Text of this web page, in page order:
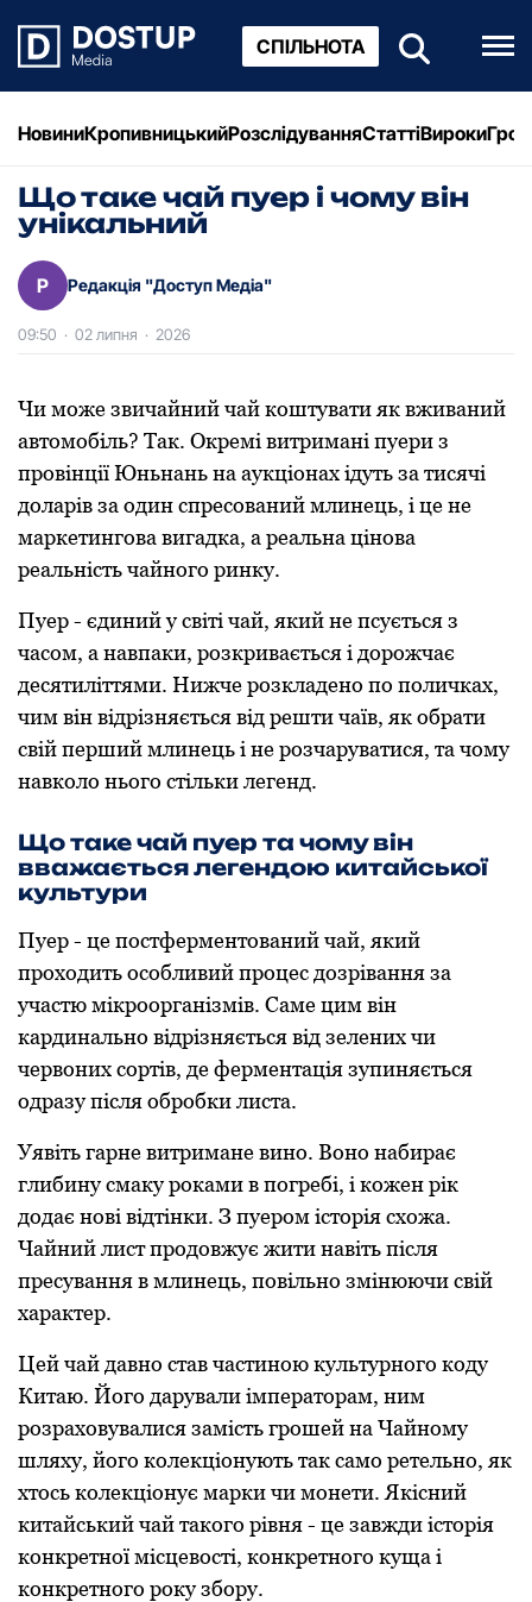
СПІЛЬНОТА
НовиниКропивницькийРозслідуванняСтаттіВироки
Що таке чай пуер і чому він
унікальний
Р Редакція "Доступ Медіа"
09:50 · 02 липня · 2026
Чи може звичайний чай коштувати як вживаний
автомобіль? Так. Окремі витримані пуери з
провінції Юньнань на аукціонах ідуть за тисячі
доларів за один спресований млинець, і це не
маркетингова вигадка, а реальна цінова
реальність чайного ринку.
Пуер - єдиний у світі чай, який не псується з
часом, а навпаки, розкривається і дорожчає
десятиліттями. Нижче розкладено по поличках,
чим він відрізняється від решти чаїв, як обрати
свій перший млинець і не розчаруватися, та чому
навколо нього стільки легенд.
Що таке чай пуер та чому він
вважається легендою китайської
культури
Пуер - це постферментований чай, який
проходить особливий процес дозрівання за
участю мікроорганізмів. Саме цим він
кардинально відрізняється від зелених чи
червоних сортів, де ферментація зупиняється
одразу після обробки листа.
Уявіть гарне витримане вино. Воно набирає
глибину смаку роками в погребі, і кожен рік
додає нові відтінки. З пуером історія схожа.
Чайний лист продовжує жити навіть після
пресування в млинець, повільно змінюючи свій
характер.
Цей чай давно став частиною культурного коду
Китаю. Його дарували імператорам, ним
розраховувалися замість грошей на Чайному
шляху, його колекціонують так само ретельно, як
хтось колекціонує марки чи монети. Якісний
китайський чай такого рівня - це завжди історія
конкретної місцевості, конкретного куща і
конкретного року збору.